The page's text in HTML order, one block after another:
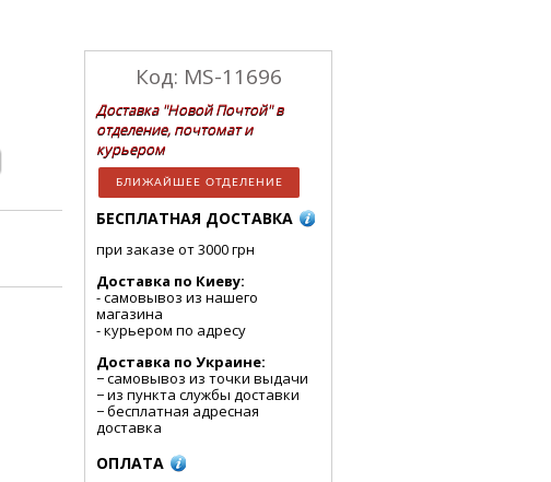
Код: MS-11696
Доставка "Новой Почтой" в
отделение, почтомат и
курьером
БЛИЖАЙШЕЕ ОТДЕЛЕНИЕ
БЕСПЛАТНАЯ ДОСТАВКА
при заказе от 3000 грн
Доставка по Киеву:
- cамовывоз из нашего
магазина
- курьером по адресу
Доставка по Украине:
− самовывоз из точки выдачи
− из пункта службы доставки
− бесплатная адресная
доставка
ОПЛАТА